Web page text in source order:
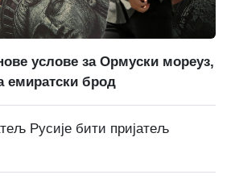
услове за Ормуски мореуз,
емиратски брод
Русије бити пријатељ